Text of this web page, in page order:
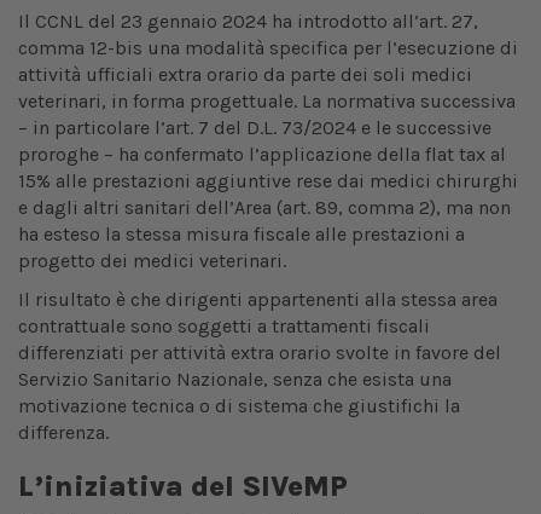
Il CCNL del 23 gennaio 2024 ha introdotto all’art. 27,
comma 12-bis una modalità specifica per l’esecuzione di
attività ufficiali extra orario da parte dei soli medici
veterinari, in forma progettuale. La normativa successiva
– in particolare l’art. 7 del D.L. 73/2024 e le successive
proroghe – ha confermato l’applicazione della flat tax al
15% alle prestazioni aggiuntive rese dai medici chirurghi
e dagli altri sanitari dell’Area (art. 89, comma 2), ma non
ha esteso la stessa misura fiscale alle prestazioni a
progetto dei medici veterinari.
Il risultato è che dirigenti appartenenti alla stessa area
contrattuale sono soggetti a trattamenti fiscali
differenziati per attività extra orario svolte in favore del
Servizio Sanitario Nazionale, senza che esista una
motivazione tecnica o di sistema che giustifichi la
differenza.
L’iniziativa del SIVeMP